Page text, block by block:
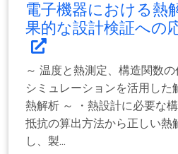
電子機器における熱
果的な設計検証への
～ 温度と熱測定、構造関数
シミュレーションを活用した
熱解析 ～ ・熱設計に必要な
抵抗の算出方法から正しい熱
し、製...